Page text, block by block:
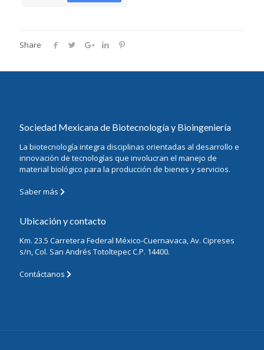
Share
Sociedad Mexicana de Biotecnología y Bioingeniería
La biotecnología integra disciplinas orientadas al desarrollo e
innovación de tecnologías que involucran el manejo de
material biológico para la producción de bienes y servicios.
Saber más
Ubicación y contacto
Km. 23.5 Carretera Federal México-Cuernavaca, Av. Cipreses
s/n, Col. San Andrés Totoltepec C.P. 14400.
Contáctanos